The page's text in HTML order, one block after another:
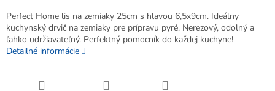
Perfect Home lis na zemiaky 25cm s hlavou 6,5x9cm. Ideálny
kuchynský drvič na zemiaky pre prípravu pyré. Nerezový, odolný a
ľahko udržiavateľný. Perfektný pomocník do každej kuchyne!
Detailné informácie